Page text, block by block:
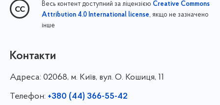
Весь контент доступний за ліцензією Creative Commons
Attribution 4.0 International license, якщо не зазначено
інше
Контакти
Адреса: 02068, м. Київ, вул. О. Кошиця, 11
Телефон: +380 (44) 366-55-42